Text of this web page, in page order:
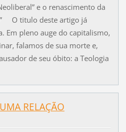
e o renascimento da
O titulo deste artigo já
Em pleno auge do capitalismo,
falamos de sua morte e,
de seu óbito: a Teologia
RELAÇÃO